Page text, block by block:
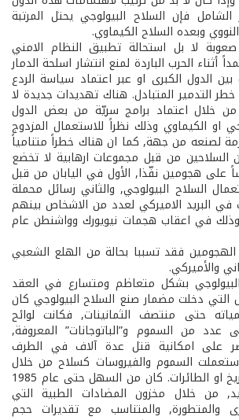
الشامل فإن السلاح البيولوجي يحتل المرتبة
وبعده السلاح الكيماوي.
لا بل استحالة تطبيق النظام الامني
أثناء الحرب الباردة لمنع انتشار اسلحة الدمار
الدول الكبرى او عبر اعتماد سياسة الردع
التدمير المتبادل. هناك تهديدات جديدة لا
خلال اعتماد برامج سريّة من بعض الدول
او الكيماوي وذلك نظراً للاستعمال المزدوج
لصنعه من جهة, كما ان هناك خطراً متنامياً
السلاحين من قبل مجموعات ارهابية لا تخضع
على هجومين نفّذا, الأول في اليابان من قبل
السلاح البيولوجي, والثاني رسائل محملة
في البريد الاميركي لعدد من الاشخاص بينهم
في اعقاب هجمات نيويورك وواشنطن عام
فقد تسببا بحالة من الهلع الشعبي
والأميركي.
بشكل متعاظم ومتسارع في العقد
التي دخلت مضمار صنع السلاح البيولوجي كان
حتى منتصف الثمانينات, فكانت لوائح
عدد من السموم و”الباتوجانات” المعروفة,
على امكانية قتل عدة آلاف في الطرف
السموم والفيروسات كسلاح من خلال
نشرها بواسطة الصواريخ او الطائرات. كان من السهل حتى عام 1985
من خلال مخزون المضادات الطبية التي
والمتطورة, والمتناسب مع تقديرات حجم